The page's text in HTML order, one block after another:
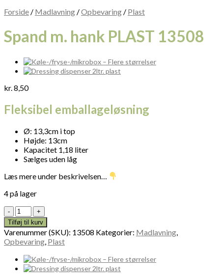
Forside / Madlavning /Opbevaring / Plast
Spand m. hank PLAST 13508
kr.8,50
Fleksibel emballageløsning
Ø: 13,3cm i top
Højde: 13cm
Kapacitet 1,18 liter
Sælges uden låg
Læs mere under beskrivelsen…
4 på lager
Spand
m.
hank
PLAST
13508
antal
Tilføj til kurv
Varenummer (SKU): 13508 Kategorier: Madlavning
Opbevaring Plast